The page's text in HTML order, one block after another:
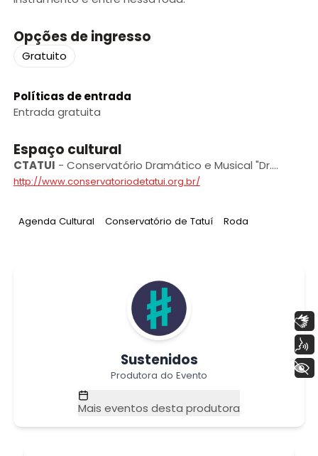
Opções de ingresso
Gratuito
Políticas de entrada
Entrada gratuita
Espaço cultural
CTATUI - Conservatório Dramático e Musical "Dr.
Carlos de Campos” de Tatuí
http://www.conservatoriodetatui.org.br/
Tag:
Agenda Cultural Tag:
Conservatório de Tatuí Tag:
Roda
Sustenidos
Produtora do Evento
Mais eventos desta produtora
+ Acessibilidade